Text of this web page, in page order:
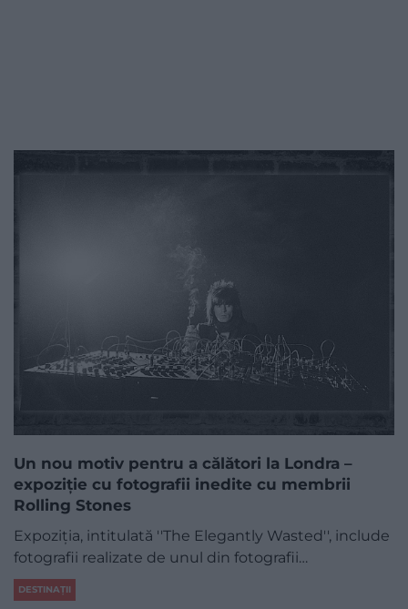
Un nou motiv pentru a călători la Londra –
expoziție cu fotografii inedite cu membrii
Rolling Stones
Expoziţia, intitulată ''The Elegantly Wasted'', include
fotografii realizate de unul din fotografii…
DESTINAȚII